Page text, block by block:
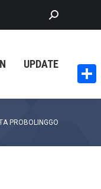
Search:
UPDATE
PROBOLINGGO